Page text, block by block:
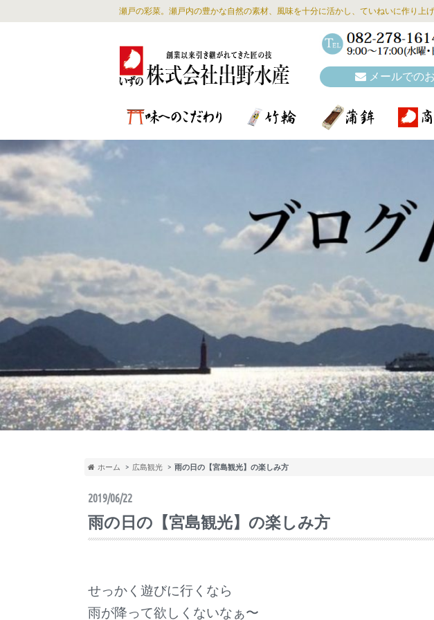
瀬戸の彩菜。瀬戸内の豊かな自然の素材、風味を十分に活かし、ていねいに作り上げ
メールでの
ホーム 広島観光 雨の日の【宮島観光】の楽しみ方
2019/06/22
雨の日の【宮島観光】の楽しみ方
せっかく遊びに行くなら
雨が降って欲しくないなぁ〜